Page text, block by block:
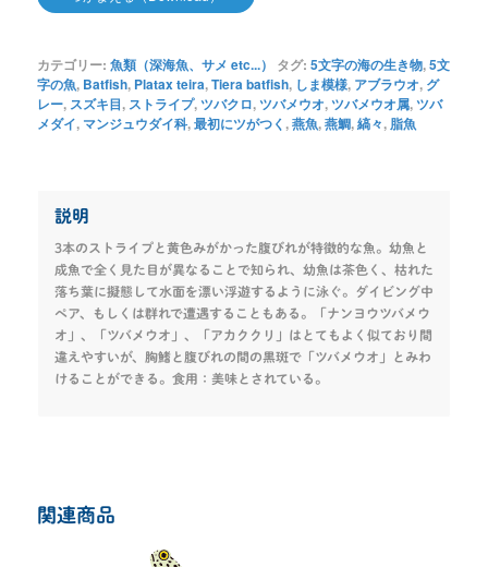
カテゴリー: 魚類（深海魚、サメ etc...） タグ: 5文字の海の生き物,5文
字の魚, Batfish, Platax teira,Tiera batfish, しま模様, アブラウオ, グ
レー, スズキ目, ストライプ,ツバクロ,ツバメウオ,ツバメウオ属,ツバ
メダイ, マンジュウダイ科,最初にツがつく,燕魚,燕鯛,縞々, 脂魚
説明
3本のストライプと黄色みがかった腹びれが特徴的な魚。幼魚と
成魚で全く見た目が異なることで知られ、幼魚は茶色く、枯れた
落ち葉に擬態して水面を漂い浮遊するように泳ぐ。ダイビング中
ペア、もしくは群れで遭遇することもある。「ナンヨウツバメウ
オ」、「ツバメウオ」、「アカククリ」はとてもよく似ており間
違えやすいが、胸鰭と腹びれの間の黒斑で「ツバメウオ」とみわ
けることができる。食用：美味とされている。
関連商品